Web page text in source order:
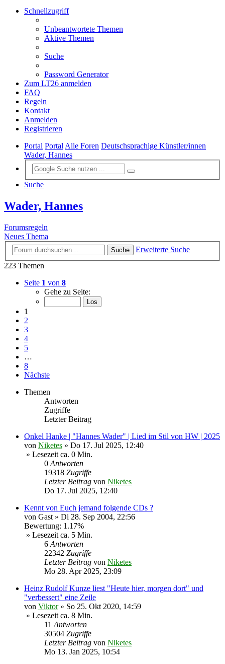
Schnellzugriff
Unbeantwortete Themen
Aktive Themen
Suche
Password Generator
Zum LT26 anmelden
FAQ
Regeln
Kontakt
Anmelden
Registrieren
Portal PortalAlle Foren Deutschsprachige Künstler/innen
Wader, Hannes
Suche
Wader, Hannes
Forumsregeln
Neues Thema
Suche
Erweiterte Suche
223 Themen
Seite 1 von 8
Gehe zu Seite:
1
2
3
4
5
…
8
Nächste
Themen
Antworten
Zugriffe
Letzter Beitrag
Onkel Hanke | "Hannes Wader" | Lied im Stil von HW | 2025
von Niketes » Do 17. Jul 2025, 12:40
» Lesezeit ca. 0 Min.
0Antworten
19318 Zugriffe
Letzter Beitrag von Niketes
Do 17. Jul 2025, 12:40
Kennt von Euch jemand folgende CDs ?
von Gast» Di 28. Sep 2004, 22:56
Bewertung: 1.17%
» Lesezeit ca. 5 Min.
6Antworten
22342 Zugriffe
Letzter Beitrag von Niketes
Mo 28. Apr 2025, 23:09
Heinz Rudolf Kunze liest "Heute hier, morgen dort" und
"verbessert" eine Zeile
von Viktor» So 25. Okt 2020, 14:59
» Lesezeit ca. 8 Min.
11Antworten
30504 Zugriffe
Letzter Beitrag von Niketes
Mo 13. Jan 2025, 10:54